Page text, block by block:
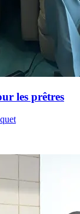
les prêtres